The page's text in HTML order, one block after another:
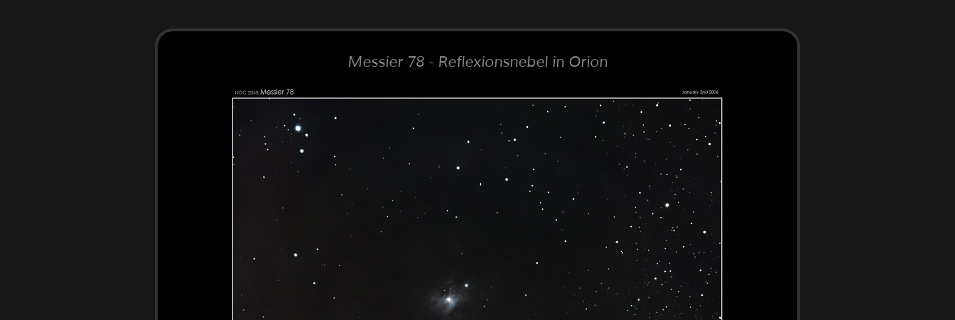
Messier 78 - Reflexionsnebel in Orion